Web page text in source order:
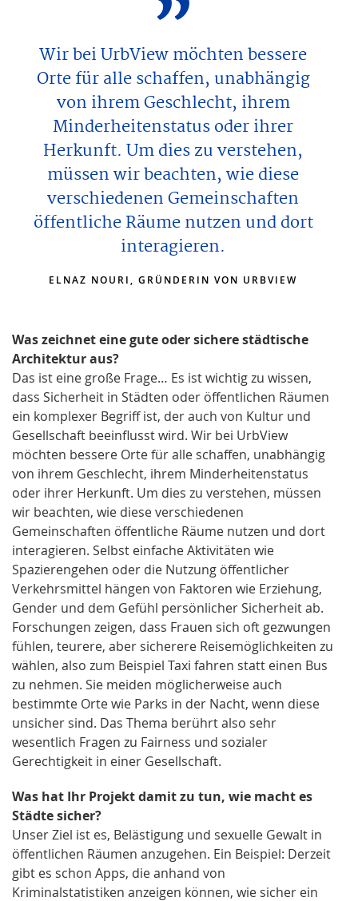
Wir bei UrbView möchten bessere
Orte für alle schaffen, unabhängig
von ihrem Geschlecht, ihrem
Minderheitenstatus oder ihrer
Herkunft. Um dies zu verstehen,
müssen wir beachten, wie diese
verschiedenen Gemeinschaften
öffentliche Räume nutzen und dort
interagieren.
ELNAZ NOURI, GRÜNDERIN VON URBVIEW
Was zeichnet eine gute oder sichere städtische
Architektur aus?
Das ist eine große Frage… Es ist wichtig zu wissen,
dass Sicherheit in Städten oder öffentlichen Räumen
ein komplexer Begriff ist, der auch von Kultur und
Gesellschaft beeinflusst wird. Wir bei UrbView
möchten bessere Orte für alle schaffen, unabhängig
von ihrem Geschlecht, ihrem Minderheitenstatus
oder ihrer Herkunft. Um dies zu verstehen, müssen
wir beachten, wie diese verschiedenen
Gemeinschaften öffentliche Räume nutzen und dort
interagieren. Selbst einfache Aktivitäten wie
Spazierengehen oder die Nutzung öffentlicher
Verkehrsmittel hängen von Faktoren wie Erziehung,
Gender und dem Gefühl persönlicher Sicherheit ab.
Forschungen zeigen, dass Frauen sich oft gezwungen
fühlen, teurere, aber sicherere Reisemöglichkeiten zu
wählen, also zum Beispiel Taxi fahren statt einen Bus
zu nehmen. Sie meiden möglicherweise auch
bestimmte Orte wie Parks in der Nacht, wenn diese
unsicher sind. Das Thema berührt also sehr
wesentlich Fragen zu Fairness und sozialer
Gerechtigkeit in einer Gesellschaft.
Was hat Ihr Projekt damit zu tun, wie macht es
Städte sicher?
Unser Ziel ist es, Belästigung und sexuelle Gewalt in
öffentlichen Räumen anzugehen. Ein Beispiel: Derzeit
gibt es schon Apps, die anhand von
Kriminalstatistiken anzeigen können, wie sicher ein